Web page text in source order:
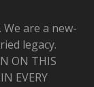
are a new-
legacy.
ON THIS
EVERY